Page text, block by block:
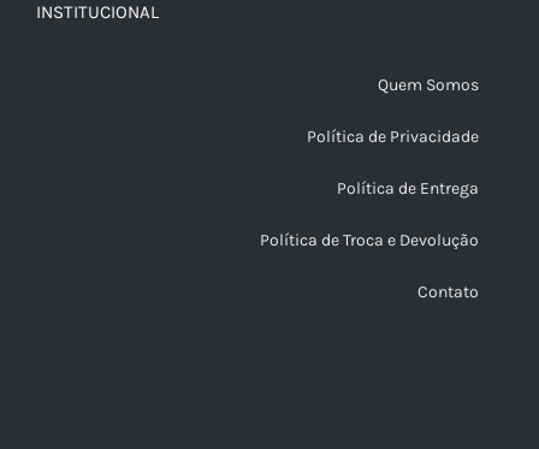
INSTITUCIONAL
Quem Somos
Política de Privacidade
Política de Entrega
Política de Troca e Devolução
Contato